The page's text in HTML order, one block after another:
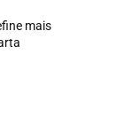
mais